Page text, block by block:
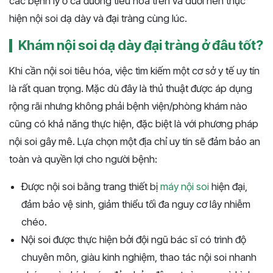
hiện nội soi dạ dày và đại tràng cùng lúc.
Khám nội soi dạ dày đại tràng ở đâu tốt?
Khi cần nội soi tiêu hóa, việc tìm kiếm một cơ sở y tế uy tín
là rất quan trọng. Mặc dù đây là thủ thuật được áp dụng
rộng rãi nhưng không phải bệnh viện/phòng khám nào
cũng có khả năng thực hiện, đặc biệt là với phương pháp
nội soi gây mê. Lựa chọn một địa chỉ uy tín sẽ đảm bảo an
toàn và quyền lợi cho người bệnh:
Được nội soi bằng trang thiết bị máy nội soi hiện đại,
đảm bảo vệ sinh, giảm thiểu tối đa nguy cơ lây nhiễm
chéo.
Nội soi được thực hiện bởi đội ngũ bác sĩ có trình độ
chuyên môn, giàu kinh nghiệm, thao tác nội soi nhanh